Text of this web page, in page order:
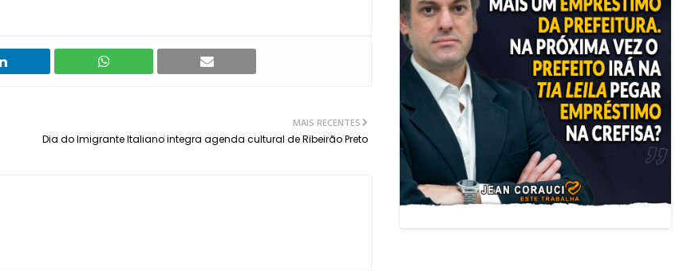
MAIS RECENTES
Dia do Imigrante Italiano integra agenda cultural de Ribeirão Preto